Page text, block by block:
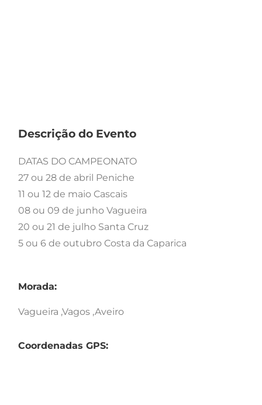
Descrição do Evento
DATAS DO CAMPEONATO
27 ou 28 de abril Peniche
11 ou 12 de maio Cascais
08 ou 09 de junho Vagueira
20 ou 21 de julho Santa Cruz
5 ou 6 de outubro Costa da Caparica
Morada:
Vagueira ,Vagos ,Aveiro
Coordenadas GPS: